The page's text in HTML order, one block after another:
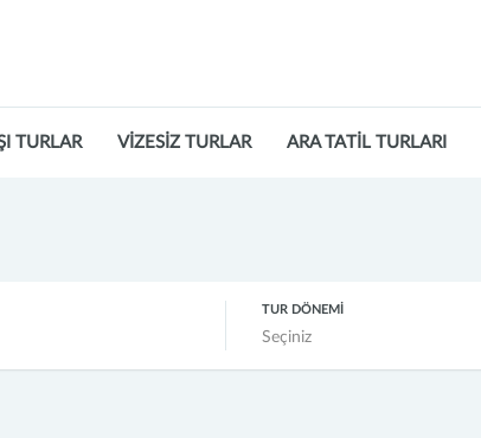
TURLAR VİZESİZ TURLAR ARA TATİL TURLARI
TUR DÖNEMİ